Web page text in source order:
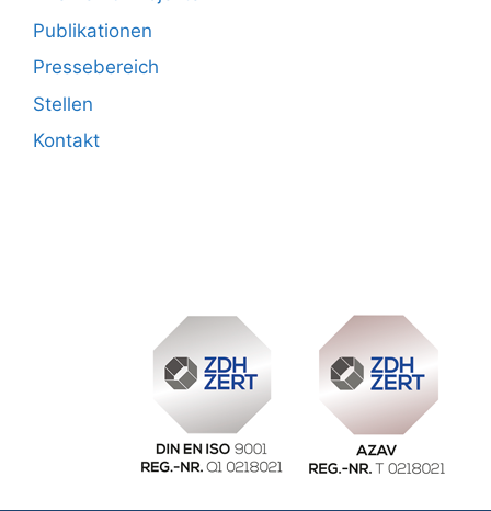
Publikationen
Pressebereich
Stellen
Kontakt